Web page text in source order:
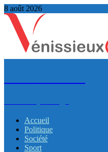
8 août 2026
Accueil
Politique
Société
Sport